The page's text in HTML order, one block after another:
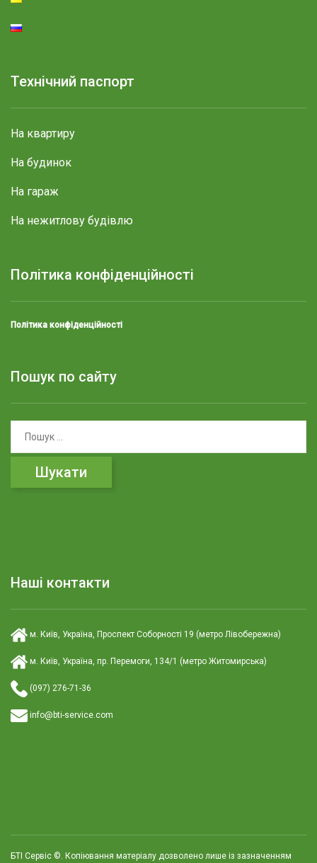
Технічний паспорт
На квартиру
На будинок
На гараж
На нежитлову будівлю
Політика конфіденційності
Політика конфіденційності
Пошук по сайту
ш
:
Наші контакти
м. Київ, Україна, Проспект Соборності 19 (метро Лівобережна)
м. Київ, Україна, пр. Перемоги, 134/1 (метро Житомирська)
(097) 276-71-36
info@bti-service.com
БТІ Сервіс ©. Копіювання матеріалу дозволено лише із зазначенням